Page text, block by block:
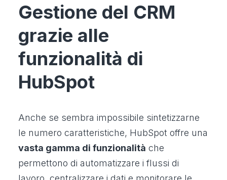
Gestione del CRM
grazie alle
funzionalità di
HubSpot
Anche se sembra impossibile sintetizzarne
le numero caratteristiche, HubSpot offre una
vasta gamma di funzionalità che
permettono di automatizzare i flussi di